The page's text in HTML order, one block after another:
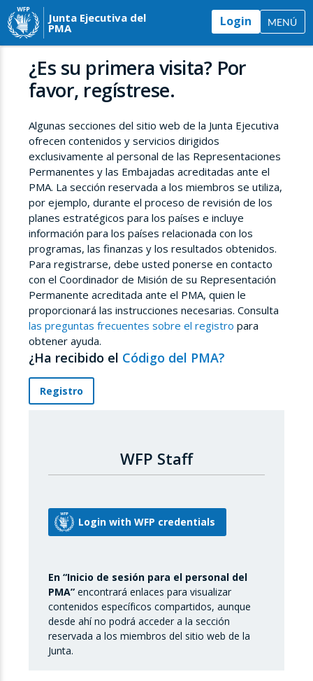
Junta Ejecutiva del
PMA Login MENÚ
¿Es su primera visita? Por
favor, regístrese.
Algunas secciones del sitio web de la Junta Ejecutiva
ofrecen contenidos y servicios dirigidos
exclusivamente al personal de las Representaciones
Permanentes y las Embajadas acreditadas ante el
PMA. La sección reservada a los miembros se utiliza,
por ejemplo, durante el proceso de revisión de los
planes estratégicos para los países e incluye
información para los países relacionada con los
programas, las finanzas y los resultados obtenidos.
Para registrarse, debe usted ponerse en contacto
con el Coordinador de Misión de su Representación
Permanente acreditada ante el PMA, quien le
proporcionará las instrucciones necesarias. Consulta
las preguntas frecuentes sobre el registro para
obtener ayuda.
¿Ha recibido el Código del PMA?
Registro
WFP Staff
En “Inicio de sesión para el personal del
PMA” encontrará enlaces para visualizar
contenidos específicos compartidos, aunque
desde ahí no podrá acceder a la sección
reservada a los miembros del sitio web de la
Junta.